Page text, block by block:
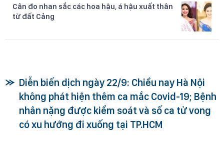
Cân đo nhan sắc các hoa hậu, á hậu xuất thân
từ đất Cảng
Diễn biến dịch ngày 22/9: Chiều nay Hà Nội
không phát hiện thêm ca mắc Covid-19; Bệnh
nhân nặng được kiểm soát và số ca tử vong
có xu hướng đi xuống tại TP.HCM